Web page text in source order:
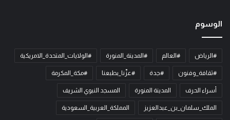
الوسوم
#الرياض #العالم #المدينة_المنورة #الولايات_المتحدة_الامريكية
#ثقافة_وفنون #جدة #عزّنا_بطبعنا #مكة_المكرمة
أسراء الحرف المدينة المنورة المسجد النبوي الشريف
الملك_سلمان_بن_عبدالعزيز المملكة_العربية_السعودية